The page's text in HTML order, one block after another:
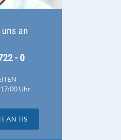
uns an
- 0
Uhr
AN TIS